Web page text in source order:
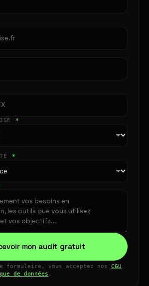
*
*
mon audit gratuit
formulaire, vous acceptez nos CGU
de données .